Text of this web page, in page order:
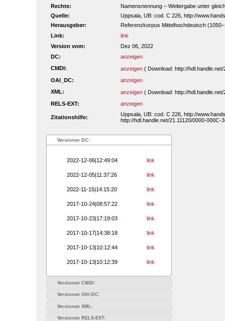
Rechte:
Namensnennung – Weitergabe unter
Quelle:
Uppsala, UB: cod. C 226, http://
Herausgeber:
Referenzkorpus Mittelhochdeutsch
Link:
link
Version vom:
Dez 06, 2022
DC:
anzeigen
CMDI:
anzeigen ( Download: http://
OAI_DC:
anzeigen
XML:
anzeigen ( Download: http://
RELS-EXT:
anzeigen
Zitationshilfe:
Uppsala, UB: cod. C 226, http://
http://hdl.handle.net/21.11120/0000-000C-
Versionen DC:
2022-12-06|12:49:04 link
2022-12-05|11:37:26 link
2022-11-15|14:15:20 link
2017-10-24|08:57:22 link
2017-10-23|17:19:03 link
2017-10-17|14:38:18 link
2017-10-13|10:12:44 link
2017-10-13|10:12:39 link
Versionen CMDI:
Versionen OAI-DC:
Versionen XML:
Versionen RELS-EXT: